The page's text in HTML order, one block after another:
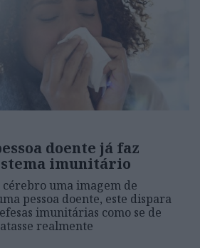
doente já faz
imunitário
cérebro uma imagem de
pessoa doente, este dispara
imunitárias como se de
realmente